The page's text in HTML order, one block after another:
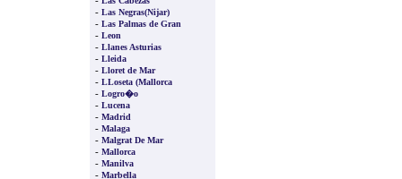
- Las Negras(Nijar)
- Las Palmas de Gran
- Leon
- Llanes Asturias
- Lleida
- Lloret de Mar
- LLoseta (Mallorca
- Logro�o
- Lucena
- Madrid
- Malaga
- Malgrat De Mar
- Mallorca
- Manilva
- Marbella